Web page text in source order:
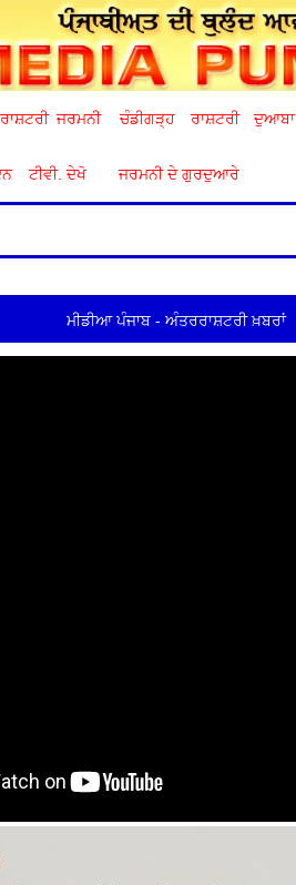
ਜਰਮਨੀ ਚੰਡੀਗੜ੍ਹ ਰਾਸ਼ਟਰੀ ਦੁਆਬਾ
ਟੀਵੀ. ਦੇਖੋ ਜਰਮਨੀ ਦੇ ਗੁਰਦੁਆਰੇ
ਮੀਡੀਆ ਪੰਜਾਬ - ਅੰਤਰਰਾਸ਼ਟਰੀ ਖ਼ਬਰਾਂ